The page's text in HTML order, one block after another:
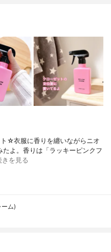
☆衣服に香りを纏いながらニオ
よ。香りは「ラッキーピンクフ
きを見る
ム)